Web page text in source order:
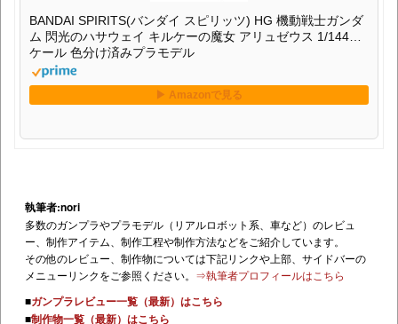
BANDAI SPIRITS(バンダイ スピリッツ) HG 機動戦士ガンダ
ム 閃光のハサウェイ キルケーの魔女 アリュゼウス 1/144ス
ケール 色分け済みプラモデル
執筆者:nori
多数のガンプラやプラモデル（リアルロボット系、車など）のレビュ
ー、制作アイテム、制作工程や制作方法などをご紹介しています。
その他のレビュー、制作物については下記リンクや上部、サイドバーの
メニューリンクをご参照ください。 ⇒執筆者プロフィールはこちら
■ガンプラレビュー一覧（最新）はこちら
■制作物一覧（最新）はこちら